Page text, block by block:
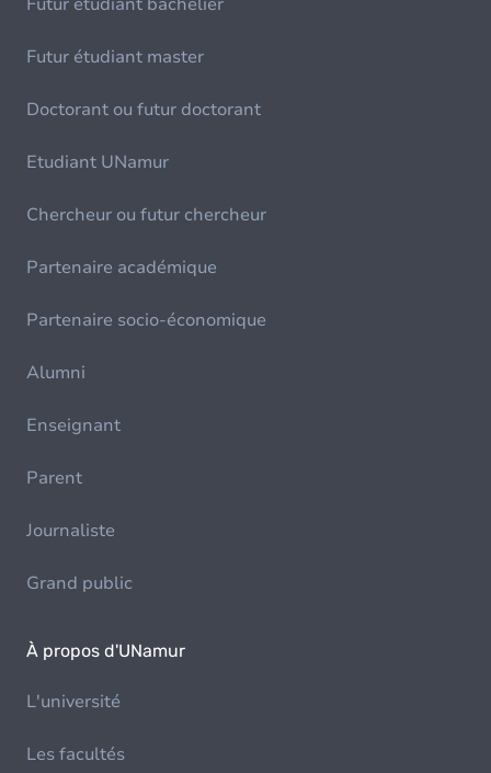
Futur étudiant master
Doctorant ou futur doctorant
Etudiant UNamur
Chercheur ou futur chercheur
Partenaire académique
Partenaire socio-économique
Alumni
Enseignant
Parent
Journaliste
Grand public
À propos d'UNamur
L'université
Les facultés